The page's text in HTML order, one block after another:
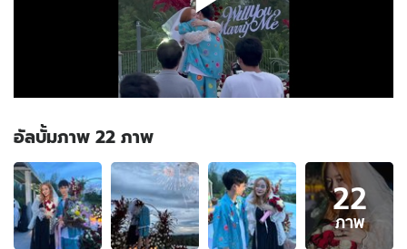
อัลบั้มภาพ 22 ภาพ
อัลบั้ม
ภาพ
22
ภาพ
22
ภาพ